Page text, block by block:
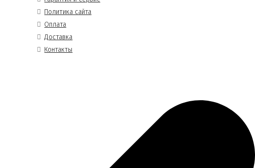
Политика сайта
Оплата
Доставка
Контакты